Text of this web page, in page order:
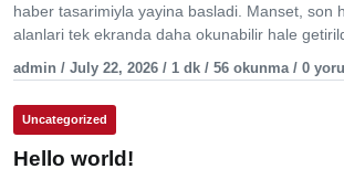
haber tasarimiyla yayina basladi. Manset, son
alanlari tek ekranda daha okunabilir hale
admin / July 22, 2026 / 1 dk / 56 okunma / 0
Uncategorized
Hello world!